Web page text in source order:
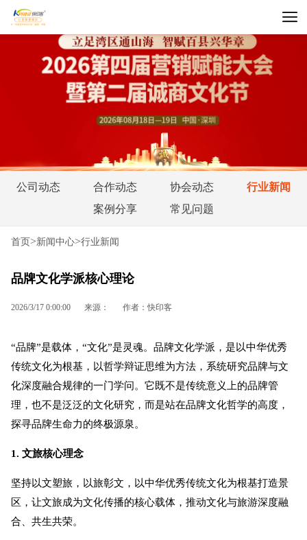
公司动态 合作动态 协会动态
行业新闻
案例分享
常见问题
首页>新闻中心>行业新闻
品牌文化学派核心理论
2026/3/17 0:00:00 来源： 作者：快印客
“品牌”是载体，“文化”是灵魂。品牌文化学派，是以中华优秀
传统文化为根基，以哲学辩证思维为方法，系统研究品牌与文
化深度融合规律的一门学问。它既不是传统意义上的品牌管
理，也不是泛泛的文化研究，而是站在品牌文化哲学的高度，
探寻品牌生命力的终极源泉。
1. 文旅核心理念
坚持以文塑旅，以旅彰文，以中华优秀传统文化为根基打造景
区，让文旅成为文化传播的核心载体，推动文化与旅游深度融
合、共生共荣。